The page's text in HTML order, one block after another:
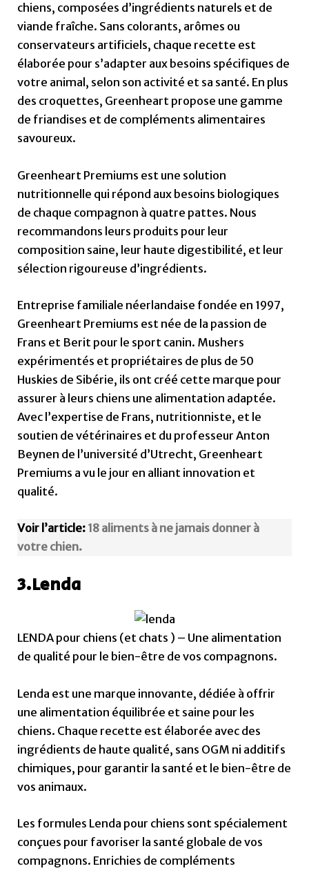
chiens, composées d’ingrédients naturels et de
viande fraîche. Sans colorants, arômes ou
conservateurs artificiels, chaque recette est
élaborée pour s’adapter aux besoins spécifiques de
votre animal, selon son activité et sa santé. En plus
des croquettes, Greenheart propose une gamme
de friandises et de compléments alimentaires
savoureux.
Greenheart Premiums est une solution
nutritionnelle qui répond aux besoins biologiques
de chaque compagnon à quatre pattes. Nous
recommandons leurs produits pour leur
composition saine, leur haute digestibilité, et leur
sélection rigoureuse d’ingrédients.
Entreprise familiale néerlandaise fondée en 1997,
Greenheart Premiums est née de la passion de
Frans et Berit pour le sport canin. Mushers
expérimentés et propriétaires de plus de 50
Huskies de Sibérie, ils ont créé cette marque pour
assurer à leurs chiens une alimentation adaptée.
Avec l’expertise de Frans, nutritionniste, et le
soutien de vétérinaires et du professeur Anton
Beynen de l’université d’Utrecht, Greenheart
Premiums a vu le jour en alliant innovation et
qualité.
Voir l’article: 18 aliments à ne jamais donner à
votre chien.
3.Lenda
LENDA pour chiens (et chats ) – Une alimentation
de qualité pour le bien-être de vos compagnons.
Lenda est une marque innovante, dédiée à offrir
une alimentation équilibrée et saine pour les
chiens. Chaque recette est élaborée avec des
ingrédients de haute qualité, sans OGM ni additifs
chimiques, pour garantir la santé et le bien-être de
vos animaux.
Les formules Lenda pour chiens sont spécialement
conçues pour favoriser la santé globale de vos
compagnons. Enrichies de compléments